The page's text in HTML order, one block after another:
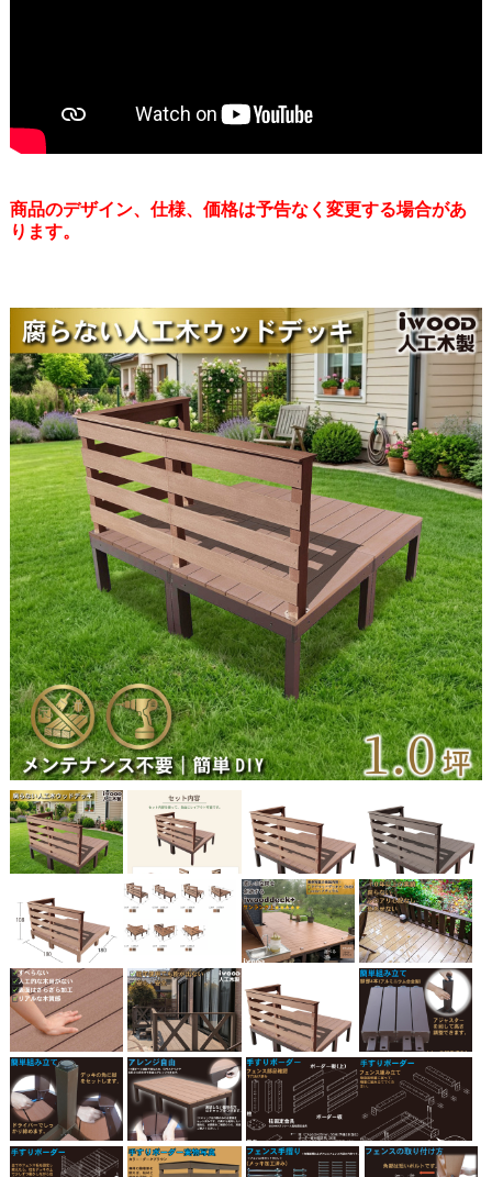
商品のデザイン、仕様、価格は予告なく変更する場合があ
ります。